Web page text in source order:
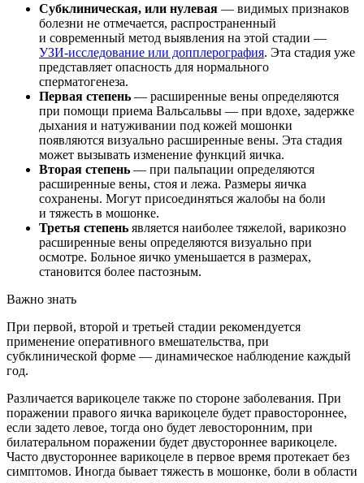
Субклиническая, или нулевая — видимых признаков
болезни не отмечается, распространенный
и современный метод выявления на этой стадии —
УЗИ-исследование или допплерография. Эта стадия уже
представляет опасность для нормального
сперматогенеза.
Первая степень — расширенные вены определяются
при помощи приема Вальсальвы — при вдохе, задержке
дыхания и натуживании под кожей мошонки
появляются визуально расширенные вены. Эта стадия
может вызывать изменение функций яичка.
Вторая степень — при пальпации определяются
расширенные вены, стоя и лежа. Размеры яичка
сохранены. Могут присоединяться жалобы на боли
и тяжесть в мошонке.
Третья степень является наиболее тяжелой, варикозно
расширенные вены определяются визуально при
осмотре. Больное яичко уменьшается в размерах,
становится более пастозным.
Важно знать
При первой, второй и третьей стадии рекомендуется
применение оперативного вмешательства, при
субклинической форме — динамическое наблюдение каждый
год.
Различается варикоцеле также по стороне заболевания. При
поражении правого яичка варикоцеле будет правостороннее,
если задето левое, тогда оно будет левосторонним, при
билатеральном поражении будет двустороннее варикоцеле.
Часто двустороннее варикоцеле в первое время протекает без
симптомов. Иногда бывает тяжесть в мошонке, боли в области